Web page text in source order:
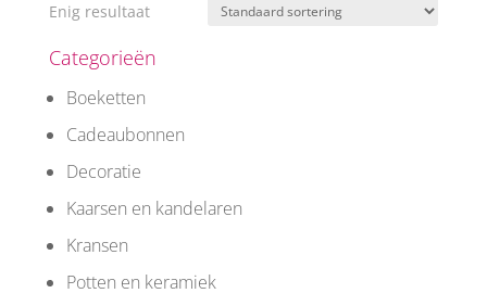
Enig resultaat
Categorieën
Boeketten
Cadeaubonnen
Decoratie
Kaarsen en kandelaren
Kransen
Potten en keramiek